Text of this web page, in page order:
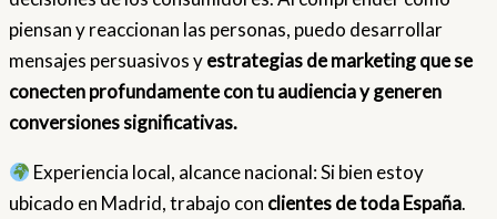
piensan y reaccionan las personas, puedo desarrollar
mensajes persuasivos yestrategias de marketing que se
conecten profundamente con tu audiencia y generen
conversiones significativas.
Experiencia local, alcance nacional: Si bien estoy
ubicado en Madrid, trabajo con clientes de toda España.